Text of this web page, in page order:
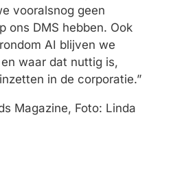
vooralsnog geen
ons DMS hebben. Ook
AI blijven we
waar dat nuttig is,
in de corporatie.”
Magazine, Foto: Linda